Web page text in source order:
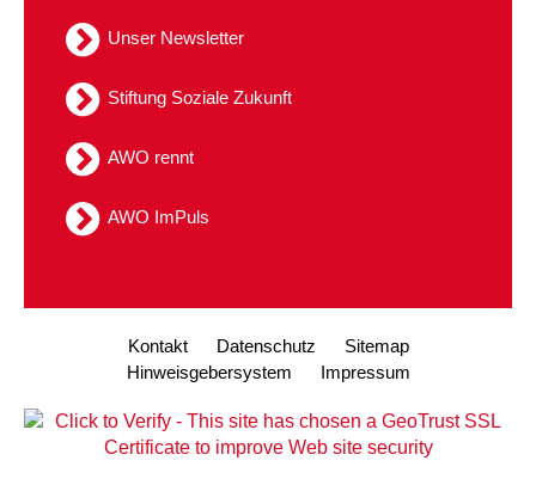
Unser Newsletter
Stiftung Soziale Zukunft
AWO rennt
AWO ImPuls
Kontakt Datenschutz
Sitemap
Hinweisgebersystem
Impressum